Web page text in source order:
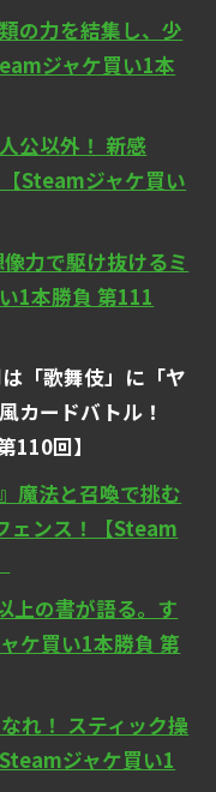
の力を結集し、少
ジャケ買い1本
公以外！ 新感
Steamジャケ買い
力で駆け抜けるミ
1本勝負 第111
「歌舞伎」に「ヤ
カードバトル！
110回】
魔法と召喚で挑む
ェンス！【Steam
上の書が語る。す
ケ買い1本勝負 第
れ！ スティック操
ジャケ買い1